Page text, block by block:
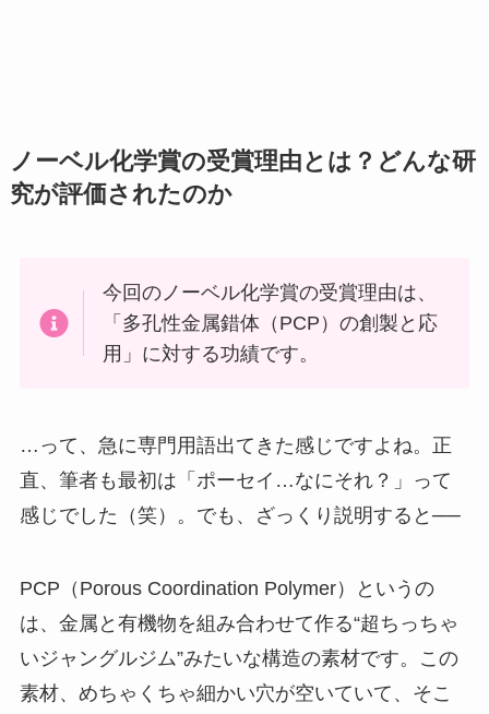
ノーベル化学賞の受賞理由とは？どんな研
究が評価されたのか
今回のノーベル化学賞の受賞理由は、
「多孔性金属錯体（PCP）の創製と応
用」に対する功績です。
…って、急に専門用語出てきた感じですよね。正
直、筆者も最初は「ポーセイ…なにそれ？」って
感じでした（笑）。でも、ざっくり説明すると──
PCP（Porous Coordination Polymer）というの
は、金属と有機物を組み合わせて作る“超ちっちゃ
いジャングルジム”みたいな構造の素材です。この
素材、めちゃくちゃ細かい穴が空いていて、そこ